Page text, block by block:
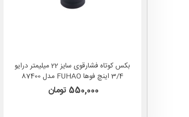
بکس کوتاه فشارقوی سایز 22 میلیمتر درایو
3/4 اینچ فوها FUHAO مدل 87400
550,000 تومان